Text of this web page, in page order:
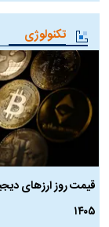
تکنولوژی
۱۴۰۵